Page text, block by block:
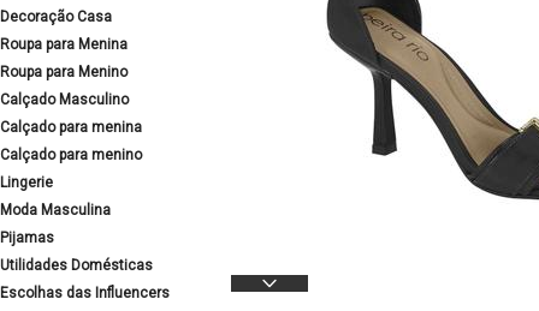
Decoração Casa
Roupa para Menina
Roupa para Menino
Calçado Masculino
Calçado para menina
Calçado para menino
Lingerie
Moda Masculina
Pijamas
Utilidades Domésticas
Escolhas das Influencers